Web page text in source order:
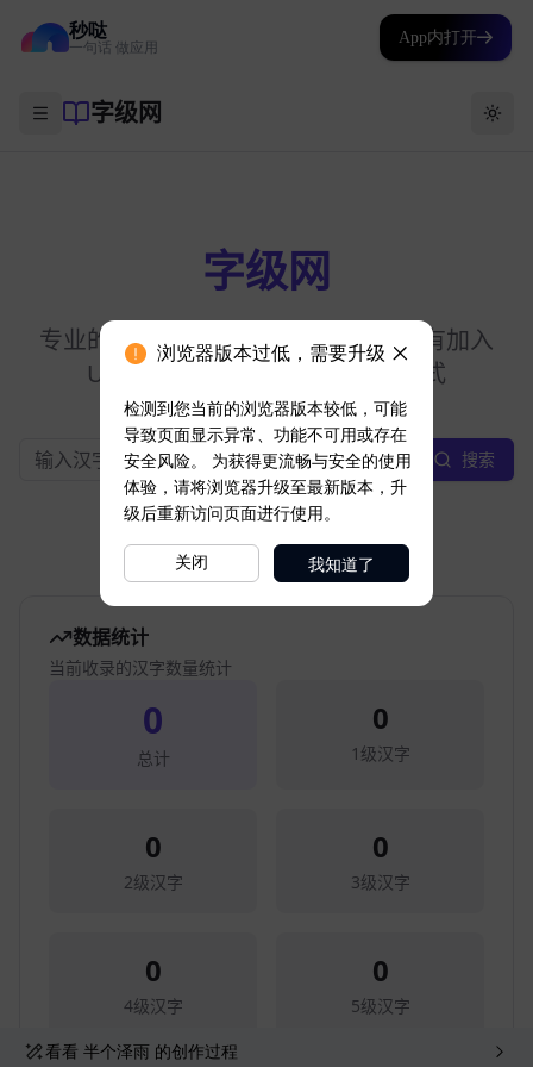
秒哒
一句话 做应用
App内打开
看看 半个泽雨 的创作过程
浏览器版本过低，需要升级
检测到您当前的浏览器版本较低，可能
导致页面显示异常、功能不可用或存在
安全风险。 为获得更流畅与安全的使用
体验，请将浏览器升级至最新版本，升
级后重新访问页面进行使用。
关闭 我知道了